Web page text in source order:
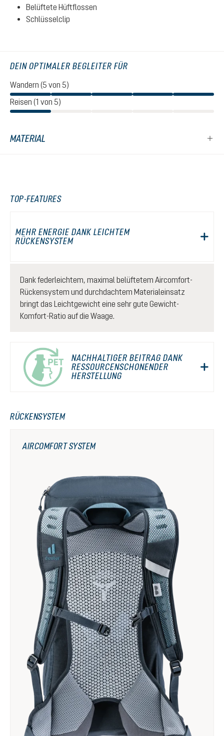
Belüftete Hüftflossen
Schlüsselclip
DEIN OPTIMALER BEGLEITER FÜR
Wandern (5 von 5)
Reisen (1 von 5)
MATERIAL
TOP-FEATURES
MEHR ENERGIE DANK LEICHTEM
RÜCKENSYSTEM
Dank federleichtem, maximal belüftetem Aircomfort-
Rückensystem und durchdachtem Materialeinsatz
bringt das Leichtgewicht eine sehr gute Gewicht-
Komfort-Ratio auf die Waage.
NACHHALTIGER BEITRAG DANK
RESSOURCENSCHONENDER
HERSTELLUNG
RÜCKENSYSTEM
AIRCOMFORT SYSTEM